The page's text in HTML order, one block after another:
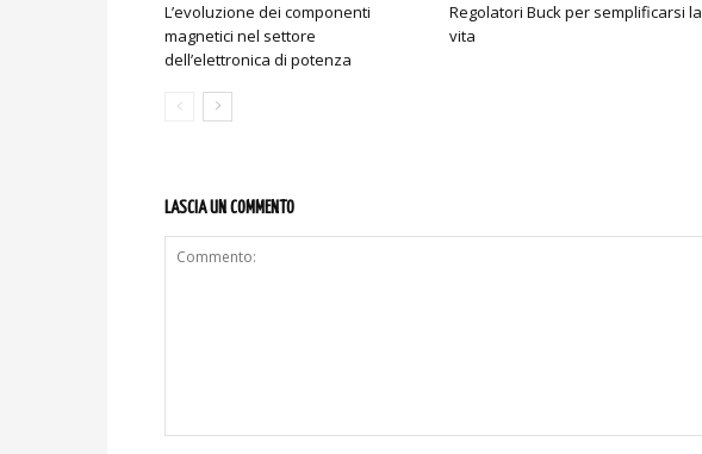
L’evoluzione dei componenti
magnetici nel settore
dell’elettronica di potenza
Regolatori Buck per semplificarsi la
vita
LASCIA UN COMMENTO